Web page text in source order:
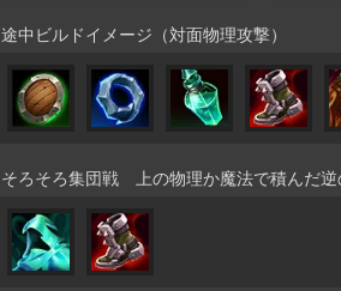
途中ビルドイメージ（対面物理攻撃）
そろそろ集団戦 上の物理か魔法で積んだ逆